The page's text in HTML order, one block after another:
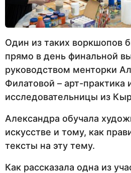
Один из таких воркшопов
прямо в день финальной
руководством менторки
Филатовой – арт-практика
исследовательницы из
Александра обучала
искусстве и тому, как
тексты на эту тему.
Как рассказала одна из